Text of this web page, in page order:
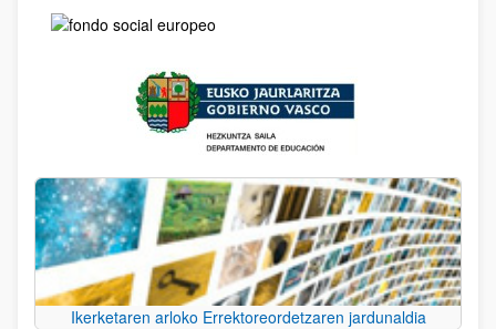
Ikerketaren arloko Errektoreordetzaren jardunaldia